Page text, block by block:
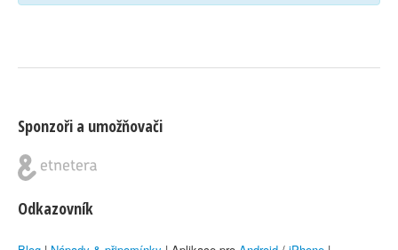
Sponzoři a umožňovači
Odkazovník